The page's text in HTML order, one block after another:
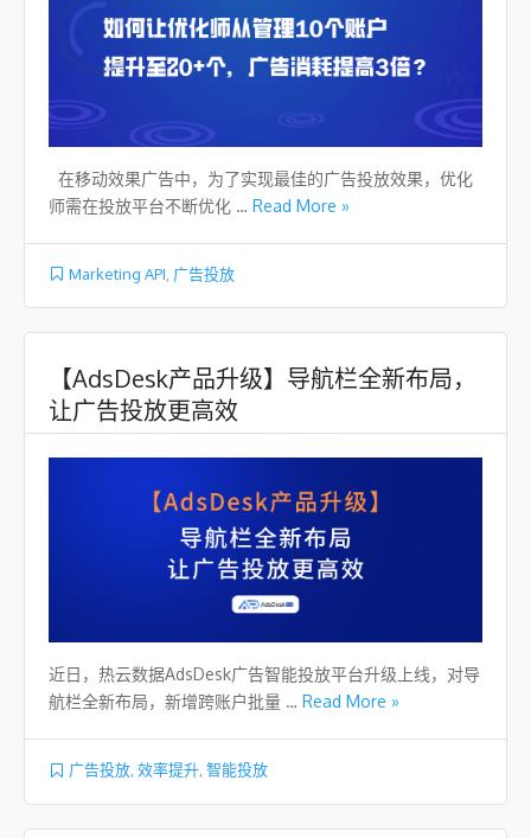
在移动效果广告中，为了实现最佳的广告投放效果，优化
师需在投放平台不断优化 … Read More »
Marketing API 广告投放
【AdsDesk产品升级】导航栏全新布局，
让广告投放更高效
近日，热云数据AdsDesk广告智能投放平台升级上线，对导
航栏全新布局，新增跨账户批量 … Read More »
广告投放, 效率提升, 智能投放